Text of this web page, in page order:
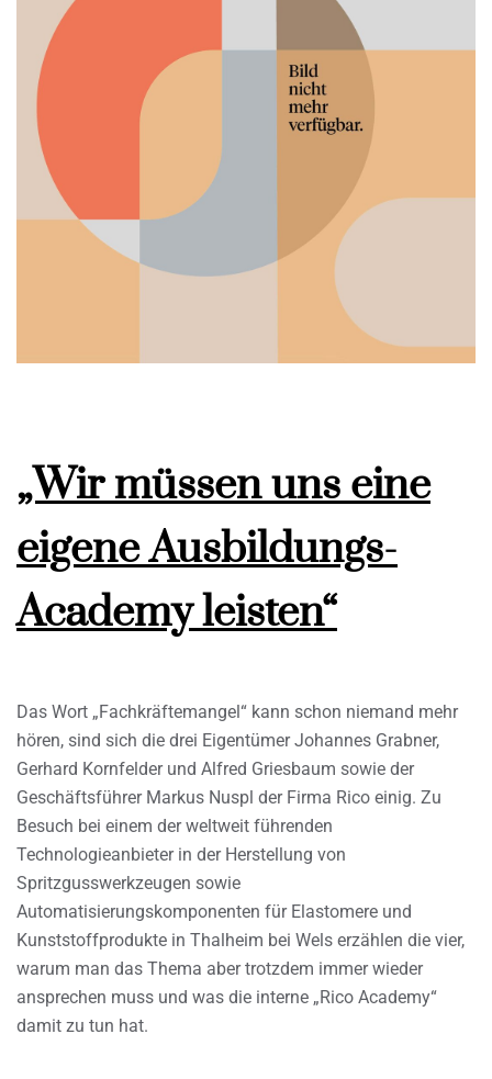
„Wir müssen uns eine
eigene Ausbildungs-
Academy leisten“
Das Wort „Fachkräftemangel“ kann schon niemand mehr
hören, sind sich die drei Eigentümer Johannes Grabner,
Gerhard Kornfelder und Alfred Griesbaum sowie der
Geschäftsführer Markus Nuspl der Firma Rico einig. Zu
Besuch bei einem der weltweit führenden
Technologieanbieter in der Herstellung von
Spritzgusswerkzeugen sowie
Automatisierungskomponenten für Elastomere und
Kunststoffprodukte in Thalheim bei Wels erzählen die vier,
warum man das Thema aber trotzdem immer wieder
ansprechen muss und was die interne „Rico Academy“
damit zu tun hat.